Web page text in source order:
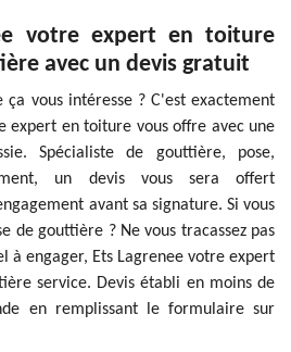
votre expert en toiture
avec un devis gratuit
ça vous intéresse ? C'est exactement
expert en toiture vous offre avec une
Spécialiste de gouttière, pose,
un devis vous sera offert
avant sa signature. Si vous
de gouttière ? Ne vous tracassez pas
à engager, Ets Lagrenee votre expert
service. Devis établi en moins de
en remplissant le formulaire sur